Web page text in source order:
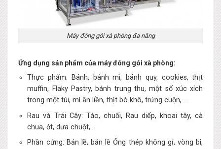
Máy đóng gói xà phòng đa năng
Ứng dụng sản phẩm của máy đóng gói xà phòng:
Thực phẩm: Bánh, bánh mì, bánh quy, cookies, thịt
muffin, Flaky Pastry, bánh trung thu, một số xúc xích
trong một túi, mì ăn liền, thịt bò khô, trứng cuộn,….
Rau và Trái Cây: Táo, chuối, Rau diếp, khoai tây, cà
chua, ớt, dưa chuột,…
Phần cứng: Bản lề, bản lề Ống thép không gỉ, vòng bi,